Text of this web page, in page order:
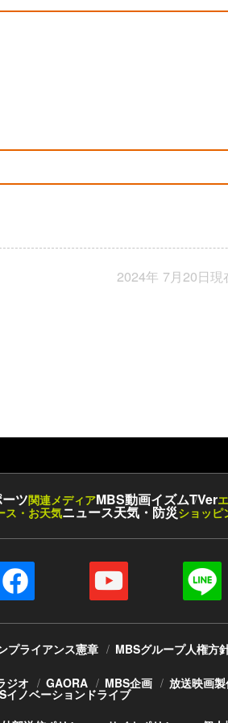
2024年 7月20日現
ツ関連メディアMBS動画イズムTVer
ス・お天気ニュース天気・防災ショッピ
プライアンス憲章 MBSグループ人権方
ジオ GAORA MBS企画 放送映画
イノベーションドライブ